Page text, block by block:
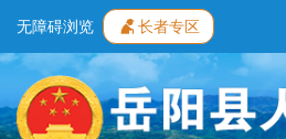
无障碍浏览 长者专区